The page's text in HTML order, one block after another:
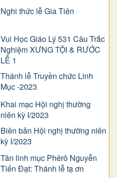
Nghi thức lễ Gia Tiên
Vui Học Giáo Lý 531 Câu Trắc
Nghiệm XƯNG TỘI & RƯỚC
LỄ 1
Thánh lễ Truyền chức Linh
Mục -2023
Khai mạc Hội nghị thường
niên kỳ I/2023
Biên bản Hội nghị thường niên
kỳ I/2023
Tân linh mục Phêrô Nguyễn
Tiến Đạt: Thánh lễ tạ ơn